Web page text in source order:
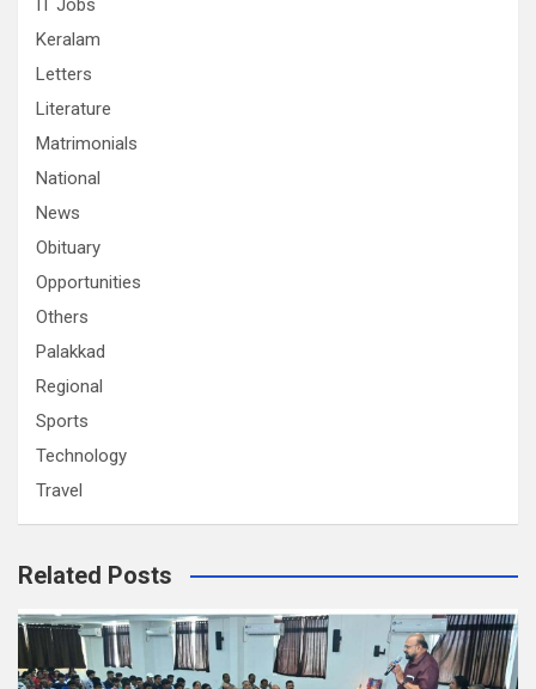
IT Jobs
Keralam
Letters
Literature
Matrimonials
National
News
Obituary
Opportunities
Others
Palakkad
Regional
Sports
Technology
Travel
Related Posts